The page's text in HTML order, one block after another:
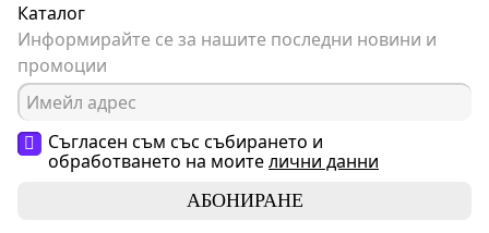
Каталог
Информирайте се за нашите последни новини и
промоции
Съгласен съм със събирането и
обработването на моителични данни
АБОНИРАНЕ